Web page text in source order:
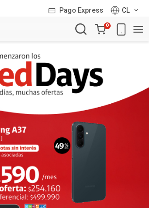
Pago Express
CL
Carro
de
0